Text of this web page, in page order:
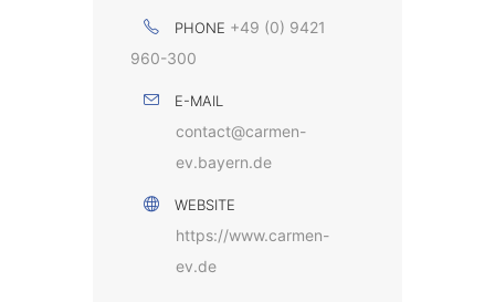
PHONE +49 (0) 9421
960-300
E-MAIL
contact@carmen-
ev.bayern.de
WEBSITE
https://www.carmen-
ev.de